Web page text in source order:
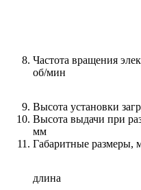
Частота вращения
об/мин
Высота установки
Высота выдачи при
Габаритные размеры,
длина